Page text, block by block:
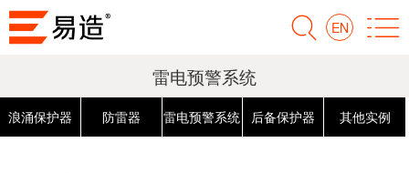
EN
雷电预警系统
浪涌保护器 防雷器 雷电预警系统 后备保护器 其他实例